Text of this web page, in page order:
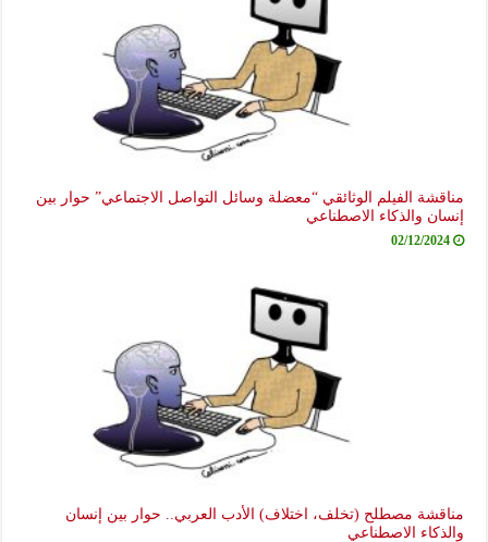
مناقشة الفيلم الوثائقي “معضلة وسائل التواصل الاجتماعي” حوار بين
إنسان والذكاء الاصطناعي
02/12/2024
مناقشة مصطلح (تخلف، اختلاف) الأدب العربي.. حوار بين إنسان
والذكاء الاصطناعي